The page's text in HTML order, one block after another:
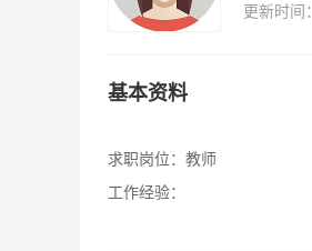
更新时间
基本资料
求职岗位： 教师
工作经验：